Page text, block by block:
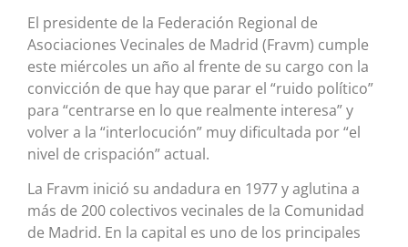
El presidente de la Federación Regional de
Asociaciones Vecinales de Madrid (Fravm) cumple
este miércoles un año al frente de su cargo con la
convicción de que hay que parar el “ruido político”
para “centrarse en lo que realmente interesa” y
volver a la “interlocución” muy dificultada por “el
nivel de crispación” actual.
La Fravm inició su andadura en 1977 y aglutina a
más de 200 colectivos vecinales de la Comunidad
de Madrid. En la capital es uno de los principales